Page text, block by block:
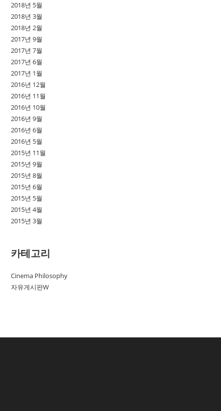
2018년 5월
2018년 3월
2018년 2월
2017년 9월
2017년 7월
2017년 6월
2017년 1월
2016년 12월
2016년 11월
2016년 10월
2016년 9월
2016년 6월
2016년 5월
2015년 11월
2015년 9월
2015년 8월
2015년 6월
2015년 5월
2015년 4월
2015년 3월
카테고리
Cinema Philosophy
자유게시판W